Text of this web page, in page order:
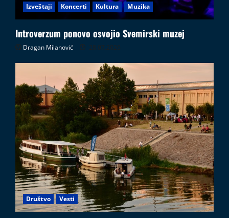
Izveštaji Koncerti Kultura Muzika
Introverzum ponovo osvojio Svemirski muzej
Dragan Milanović 28.07.2026
Društvo Vesti